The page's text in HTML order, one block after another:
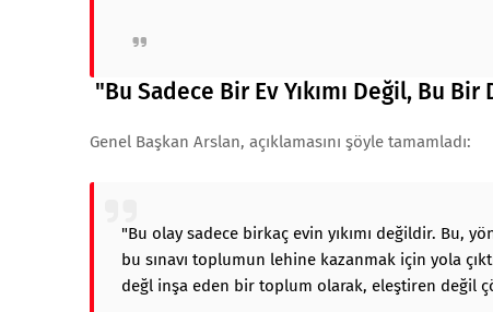
"Bu Sadece Bir Ev Yıkımı Değil, Bu Bir
Genel Başkan Arslan, açıklamasını şöyle tamamladı:
"Bu olay sadece birkaç evin yıkımı değildir. Bu,
bu sınavı toplumun lehine kazanmak için yola
değl inşa eden bir toplum olarak, eleştiren değil